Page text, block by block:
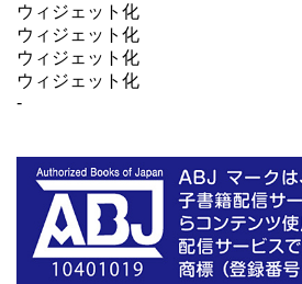
ウィジェット化
ウィジェット化
ウィジェット化
ウィジェット化
-